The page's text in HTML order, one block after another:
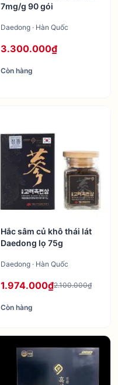
7mg/g 90 gói
Daedong · Hàn Quốc
3.300.000₫
Còn hàng
Hắc sâm củ khô thái lát
Daedong lọ 75g
Daedong · Hàn Quốc
1.974.000₫2.100.000₫
Còn hàng